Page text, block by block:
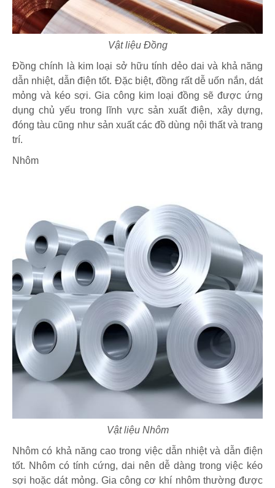
Vật liệu Đồng
Đồng chính là kim loại sở hữu tính dẻo dai và khả năng
dẫn nhiệt, dẫn điện tốt. Đặc biệt, đồng rất dễ uốn nắn, dát
mỏng và kéo sợi. Gia công kim loại đồng sẽ được ứng
dụng chủ yếu trong lĩnh vực sản xuất điện, xây dựng,
đóng tàu cũng như sản xuất các đồ dùng nội thất và trang
trí.
Nhôm
Vật liệu Nhôm
Nhôm có khả năng cao trong việc dẫn nhiệt và dẫn điện
tốt. Nhôm có tính cứng, dai nên dễ dàng trong việc kéo
sợi hoặc dát mỏng. Gia công cơ khí nhôm thường được